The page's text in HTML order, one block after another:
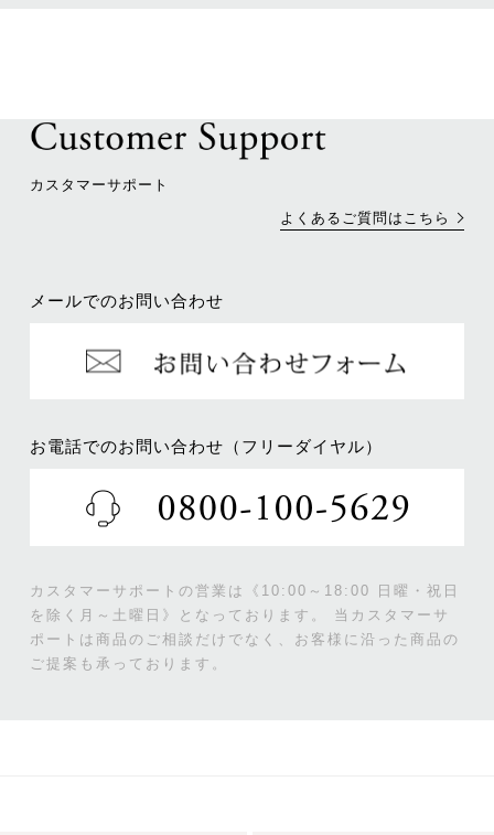
カスタマーサポート
よくあるご質問はこちら
メールでのお問い合わせ
お電話でのお問い合わせ（フリーダイヤル）
カスタマーサポートの営業は《10:00～18:00 日曜・祝日
を除く月～土曜日》となっております。
当カスタマーサ
ポートは商品のご相談だけでなく、お客様に沿った商品の
ご提案も承っております。